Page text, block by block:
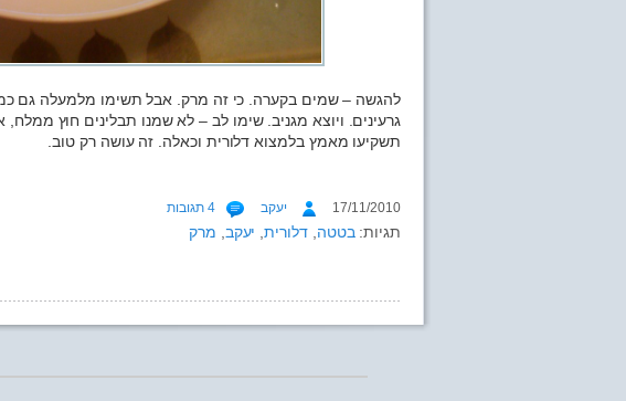
להגשה – שמים בקערה. כי זה מרק. אבל תשימו מלמעלה גם
גרעינים. ויוצא מגניב. שימו לב – לא שמנו תבלינים חוץ
תשקיעו מאמץ בלמצוא דלורית וכאלה. זה עושה רק טוב.
17/11/2010 יעקב 4 תגובות
תגיות:בטטה ,דלורית, יעקב מרק